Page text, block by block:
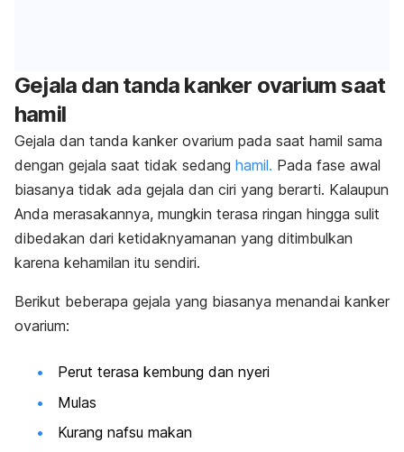
Gejala dan tanda kanker ovarium saat
hamil
Gejala dan tanda kanker ovarium pada saat hamil sama
dengan gejala saat tidak sedang hamil. Pada fase awal
biasanya tidak ada gejala dan ciri yang berarti. Kalaupun
Anda merasakannya, mungkin terasa ringan hingga sulit
dibedakan dari ketidaknyamanan yang ditimbulkan
karena kehamilan itu sendiri.
Berikut beberapa gejala yang biasanya menandai kanker
ovarium:
Perut terasa kembung dan nyeri
Mulas
Kurang nafsu makan